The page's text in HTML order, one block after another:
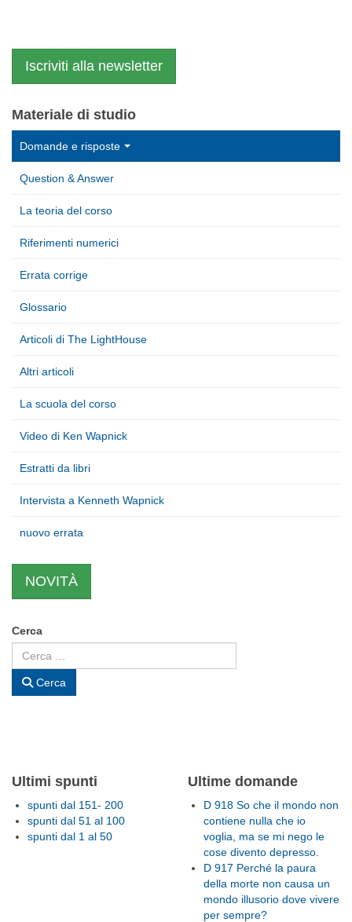
Iscriviti alla newsletter
Materiale di studio
Domande e risposte
Question & Answer
La teoria del corso
Riferimenti numerici
Errata corrige
Glossario
Articoli di The LightHouse
Altri articoli
La scuola del corso
Video di Ken Wapnick
Estratti da libri
Intervista a Kenneth Wapnick
nuovo errata
NOVITÀ
Cerca
Cerca
Ultimi spunti
spunti dal 151- 200
spunti dal 51 al 100
spunti dal 1 al 50
Ultime domande
D 918 So che il mondo non
contiene nulla che io
voglia, ma se mi nego le
cose divento depresso.
D 917 Perché la paura
della morte non causa un
mondo illusorio dove vivere
per sempre?